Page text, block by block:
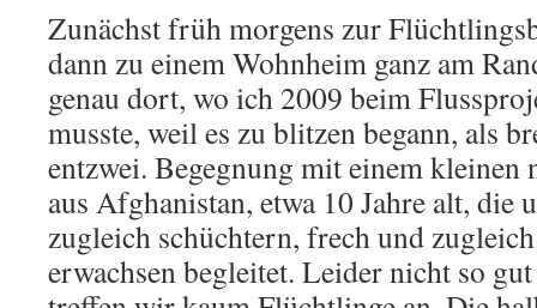
Zunächst früh morgens zur
dann zu einem Wohnheim ganz am
genau dort, wo ich 2009 beim
musste, weil es zu blitzen begann, als
entzwei. Begegnung mit einem kleinen
aus Afghanistan, etwa 10 Jahre alt, die
zugleich schüchtern, frech und
erwachsen begleitet. Leider nicht so